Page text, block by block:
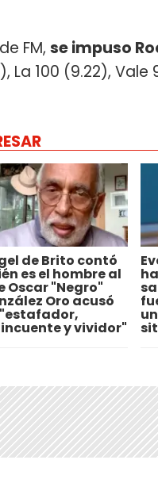
FM, se impuso
La 100 (9.22),
de Brito contó
es el hombre al
Oscar "Negro"
Oro acusó
y vividor"